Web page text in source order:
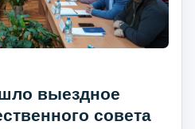
выездное
совета